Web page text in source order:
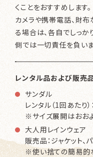
くことをおすすめします。
カメラや携帯電話、財
る場合は、各自でしっか
側では一切責任を負いま
レンタル品および販売
サンダル
レンタル（1回あたり
※サイズ展開はおお
大人用レインウェア
販売品：ジャケット
※使い捨ての簡易的